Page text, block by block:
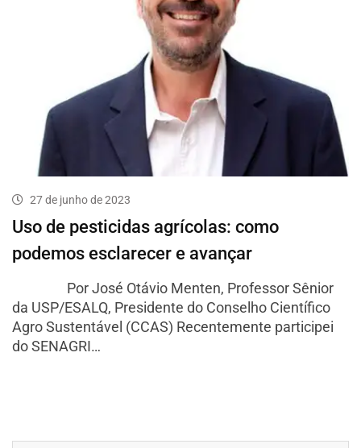
27 de junho de 2023
Uso de pesticidas agrícolas: como
podemos esclarecer e avançar
Por José Otávio Menten, Professor Sênior
da USP/ESALQ, Presidente do Conselho Científico
Agro Sustentável (CCAS) Recentemente participei
do SENAGRI…